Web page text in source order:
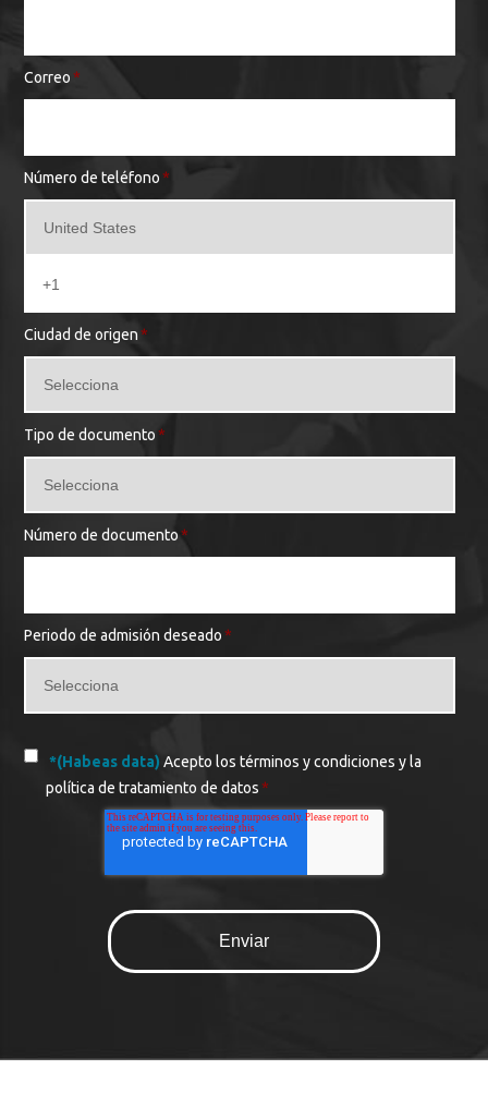
Correo *
Número de teléfono *
Ciudad de origen *
Tipo de documento *
Número de documento *
Periodo de admisión deseado *
*(Habeas data)Acepto los términos y condiciones y la
política de tratamiento de datos *